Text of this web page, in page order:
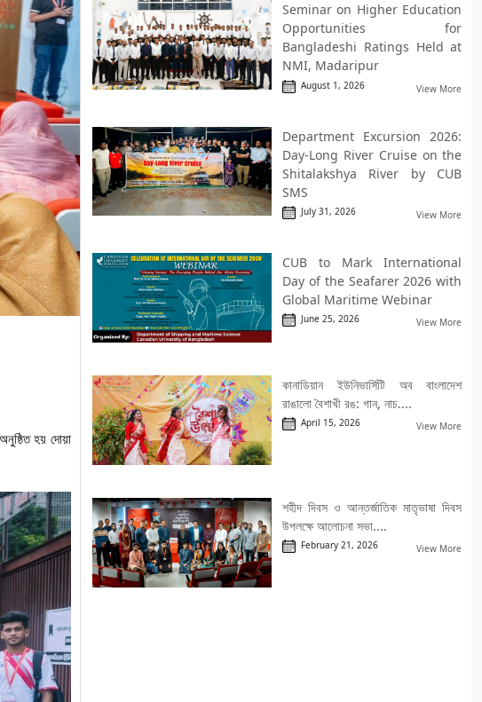
অনুষ্ঠিত হয় দোয়া
Seminar on Higher Education
Opportunities for
Bangladeshi Ratings Held at
NMI, Madaripur
August 1, 2026 View More
Department Excursion 2026:
Day-Long River Cruise on the
Shitalakshya River by CUB
SMS
July 31, 2026 View More
CUB to Mark International
Day of the Seafarer 2026 with
Global Maritime Webinar
June 25, 2026 View More
কানাডিয়ান ইউনিভার্সিটি অব বাংলাদেশ
রাঙালো বৈশাখী রঙ: গান, নাচ....
April 15, 2026 View More
শহীদ দিবস ও আন্তর্জাতিক মাতৃভাষা দিবস
উপলক্ষে আলোচনা সভা....
February 21, 2026 View More